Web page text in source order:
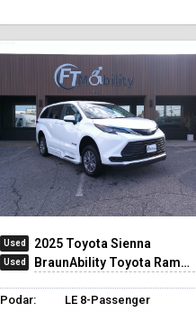
2025 Toyota Sienna
BraunAbility Toyota Rampvan XT
Podar:
LE 8-Passenger